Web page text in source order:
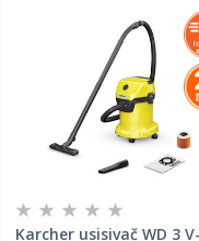
Karcher usisivač WD 3 V-